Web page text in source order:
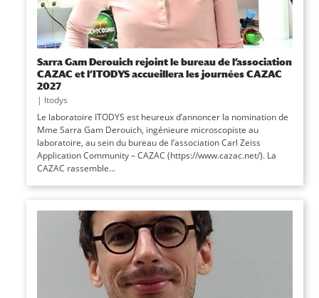
Sarra Gam Derouich rejoint le bureau de l’association
CAZAC et l’ITODYS accueillera les journées CAZAC
2027
| Itodys
Le laboratoire ITODYS est heureux d’annoncer la nomination de
Mme Sarra Gam Derouich, ingénieure microscopiste au
laboratoire, au sein du bureau de l’association Carl Zeiss
Application Community – CAZAC (https://www.cazac.net/). La
CAZAC rassemble...